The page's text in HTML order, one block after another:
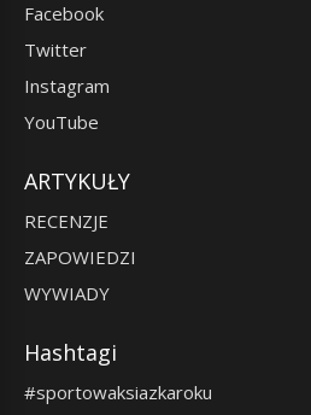
Facebook
Twitter
Instagram
YouTube
ARTYKUŁY
RECENZJE
ZAPOWIEDZI
WYWIADY
Hashtagi
#sportowaksiazkaroku